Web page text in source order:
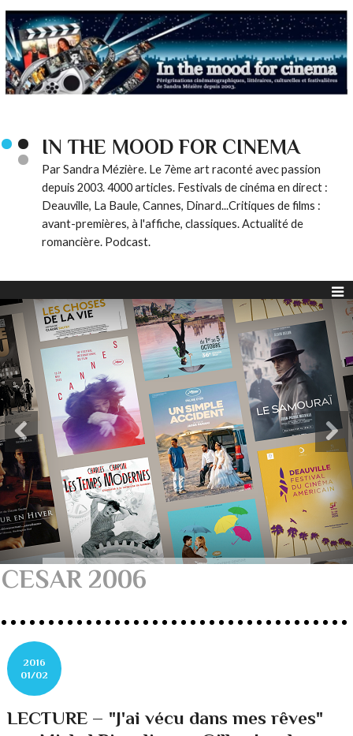
IN THE MOOD FOR CINEMA
Par Sandra Mézière. Le 7ème art raconté avec passion
depuis 2003. 4000 articles. Festivals de cinéma en direct :
Deauville, La Baule, Cannes, Dinard...Critiques de films :
avant-premières, à l'affiche, classiques. Actualité de
romancière. Podcast.
CESAR 2006
2016
01/02
LECTURE – "J'ai vécu dans mes rêves"